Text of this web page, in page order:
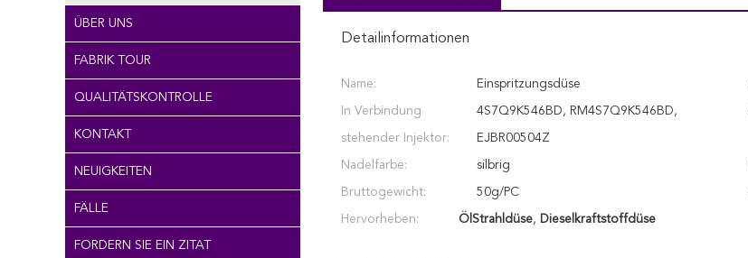
ÜBER UNS
FABRIK TOUR
QUALITÄTSKONTROLLE
KONTAKT
NEUIGKEITEN
FÄLLE
FORDERN SIE EIN ZITAT
Detailinformationen
Name: Einspritzungsdüse
In Verbindung
stehender Injektor:
4S7Q9K546BD, RM4S7Q9K546BD,
EJBR00504Z
Nadelfarbe: silbrig
Bruttogewicht: 50g/PC
Hervorheben: ÖlStrahldüse, Dieselkraftstoffdüse